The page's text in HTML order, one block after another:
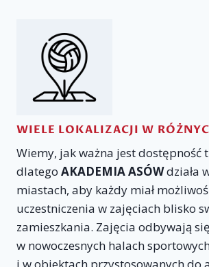
WIELE LOKALIZACJI W
Wiemy, jak ważna jest dostępność
dlatego AKADEMIA ASÓWdziała
miastach, aby każdy miał
uczestniczenia w zajęciach blisko
zamieszkania. Zajęcia odbywają się
w nowoczesnych halach